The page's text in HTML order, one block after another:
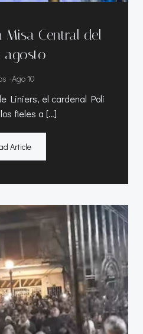
Central del
agosto
-Ago 10
Liniers, el cardenal Poli
fieles a […]
Article